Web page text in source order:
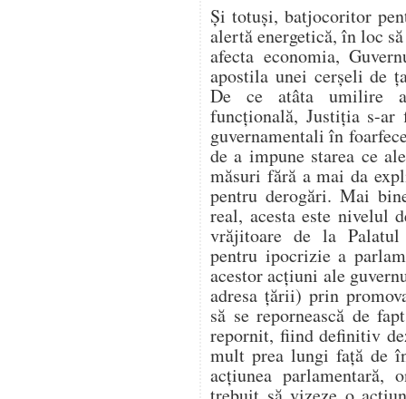
Și totuși, batjocoritor
alertă energetică, în loc
afecta economia,
apostila unei cerșeli de
De ce atâta umilire
funcțională, Justiția s-
guvernamentali în
de a impune starea ce
măsuri fără a mai da
pentru derogări. Mai
real, acesta este nivelul
vrăjitoare de la
pentru ipocrizie a
acestor acțiuni ale
adresa țării) prin
să se repornească de
repornit, fiind definitiv
mult prea lungi față de
acțiunea